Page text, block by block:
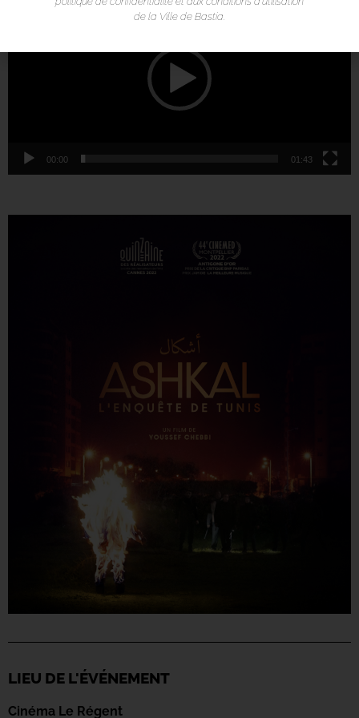
00:00 01:43
LIEU DE L'ÉVÉNEMENT
Cinéma Le Régent
de la Ville de Bastia.